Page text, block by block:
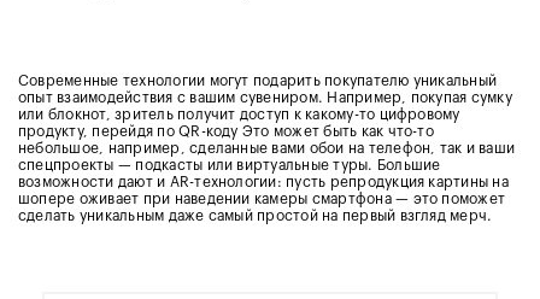
Современные технологии могут подарить покупателю уникальный
опыт взаимодействия с вашим сувениром. Например, покупая сумку
или блокнот, зритель получит доступ к какому-то цифровому
продукту, перейдя по QR-коду Это может быть как что-то
небольшое, например, сделанные вами обои на телефон, так и ваши
спецпроекты — подкасты или виртуальные туры. Большие
возможности дают и AR-технологии: пусть репродукция картины на
шопере оживает при наведении камеры смартфона — это поможет
сделать уникальным даже самый простой на первый взгляд мерч.